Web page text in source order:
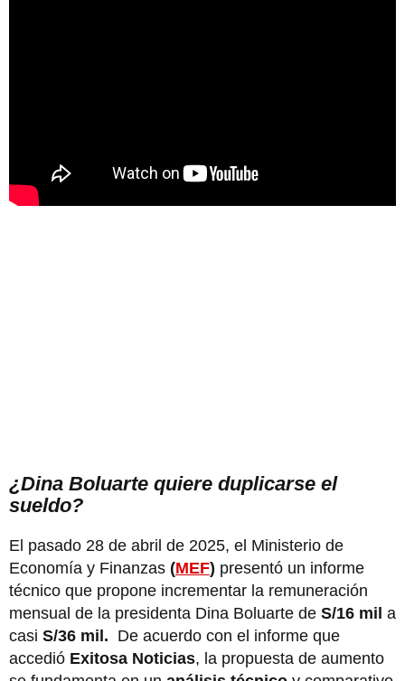
¿Dina Boluarte quiere duplicarse el
sueldo?
El pasado 28 de abril de 2025, el Ministerio de
Economía y Finanzas (MEF) presentó un informe
técnico que propone incrementar la remuneración
mensual de la presidenta Dina Boluarte de S/16 mil a
casi S/36 mil. De acuerdo con el informe que
accedió Exitosa Noticias, la propuesta de aumento